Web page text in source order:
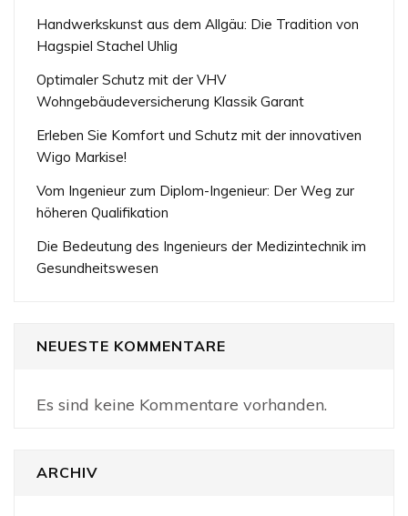
Handwerkskunst aus dem Allgäu: Die Tradition von
Hagspiel Stachel Uhlig
Optimaler Schutz mit der VHV
Wohngebäudeversicherung Klassik Garant
Erleben Sie Komfort und Schutz mit der innovativen
Wigo Markise!
Vom Ingenieur zum Diplom-Ingenieur: Der Weg zur
höheren Qualifikation
Die Bedeutung des Ingenieurs der Medizintechnik im
Gesundheitswesen
NEUESTE KOMMENTARE
Es sind keine Kommentare vorhanden.
ARCHIV